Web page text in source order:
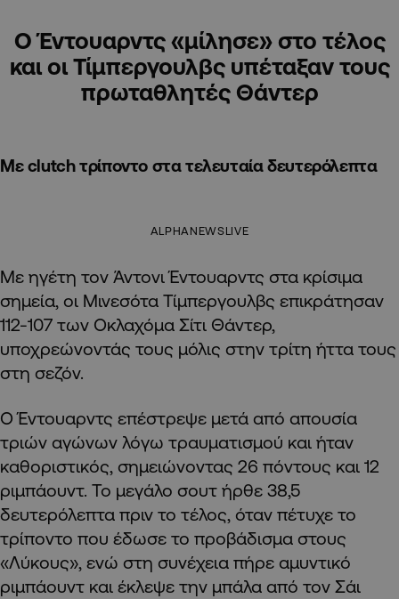
Ο Έντουαρντς «μίλησε» στο τέλος
και οι Τίμπεργουλβς υπέταξαν τους
πρωταθλητές Θάντερ
Με clutch τρίποντο στα τελευταία δευτερόλεπτα
ALPHANEWSLIVE
Με ηγέτη τον Άντονι Έντουαρντς στα κρίσιμα
σημεία, οι Μινεσότα Τίμπεργουλβς επικράτησαν
112-107 των Οκλαχόμα Σίτι Θάντερ,
υποχρεώνοντάς τους μόλις στην τρίτη ήττα τους
στη σεζόν.
Ο Έντουαρντς επέστρεψε μετά από απουσία
τριών αγώνων λόγω τραυματισμού και ήταν
καθοριστικός, σημειώνοντας 26 πόντους και 12
ριμπάουντ. Το μεγάλο σουτ ήρθε 38,5
δευτερόλεπτα πριν το τέλος, όταν πέτυχε το
τρίποντο που έδωσε το προβάδισμα στους
«Λύκους», ενώ στη συνέχεια πήρε αμυντικό
ριμπάουντ και έκλεψε την μπάλα από τον Σάι